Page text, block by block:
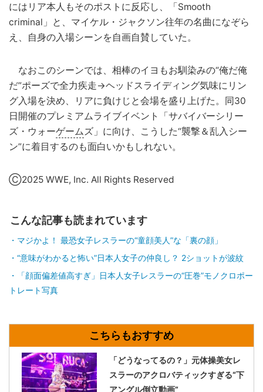
にはリア本人もそのポストに反応し、「Smooth
criminal」と、マイケル・ジャクソン往年の名曲になぞら
え、自身の入場シーンを自画自賛していた。
なおこのシーンでは、相棒のイヨもお馴染みの“俺だ俺
だ”ポーズで全力疾走→ヘッドスライディング気味にリン
グ入場を決め、リアに負けじと会場を盛り上げた。同30
日開催のプレミアムライブイベント「サバイバーシリー
ズ・ウォーゲーム ズ」に向け、こうした“襲撃＆乱入シー
ン”に着目するのも面白いかもしれない。
Ⓒ2025 WWE, Inc. All Rights Reserved
こんな記事も読まれています
マジかよ！ 最恐女子レスラーの“童顔美人”な「裏の顔」
“意味がわかると怖い”日本人女子の仲良し？ 2ショットが波紋
「顔面偏差値高すぎ」日本人女子レスラーの“圧巻”モノクロポー
トレート写真
「どうなってるの？」元体操美女レ
スラーのアクロバティックすぎる“下
アングル倒立動画”